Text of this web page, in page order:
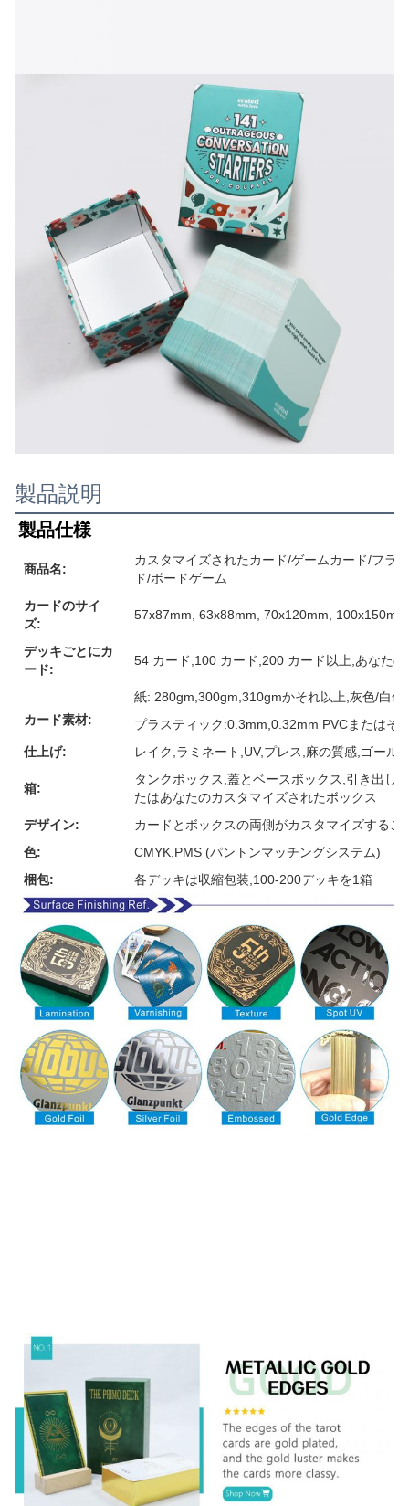
製品説明
製品仕様
商品名:
カスタマイズされたカード/ゲームカード/フラ
ド/ボードゲーム
カードのサイ
ズ:
57x87mm, 63x88mm, 70x120mm,
デッキごとにカ
ード:
54 カード,100 カード,200 カード以上,あなた
カード素材:
紙: 280gm,300gm,310gmかそれ以上,灰色/白
プラスティック:0.3mm,0.32mm PVCまたはそ
仕上げ:
レイク,ラミネート,UV,プレス,麻の質感,ゴール
箱:
タンクボックス,蓋とベースボックス,引き出し
たはあなたのカスタマイズされたボックス
デザイン:
カードとボックスの両側がカスタマイズするこ
色:
CMYK,PMS (パントンマッチングシステム)
梱包:
各デッキは収縮包装,100-200デッキを1箱